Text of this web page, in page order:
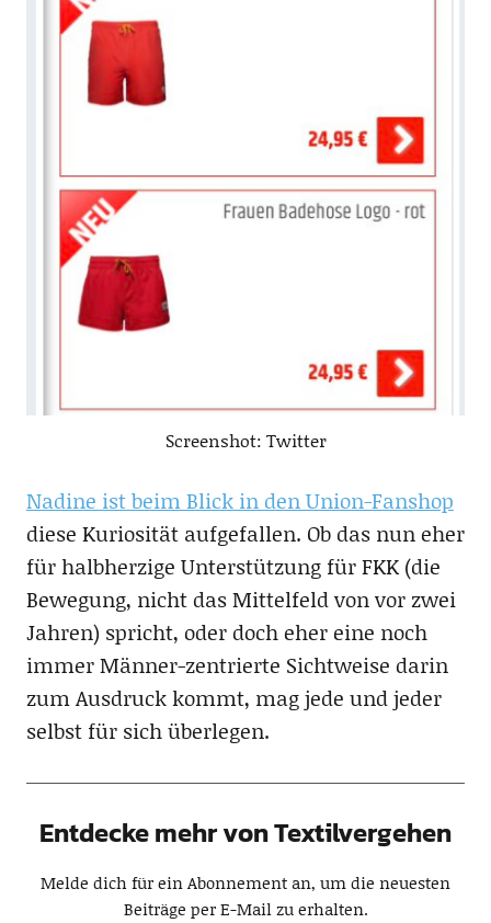
Screenshot: Twitter
Nadine ist beim Blick in den Union-Fanshop
diese Kuriosität aufgefallen. Ob das nun eher
für halbherzige Unterstützung für FKK (die
Bewegung, nicht das Mittelfeld von vor zwei
Jahren) spricht, oder doch eher eine noch
immer Männer-zentrierte Sichtweise darin
zum Ausdruck kommt, mag jede und jeder
selbst für sich überlegen.
Entdecke mehr von Textilvergehen
Melde dich für ein Abonnement an, um die neuesten
Beiträge per E-Mail zu erhalten.